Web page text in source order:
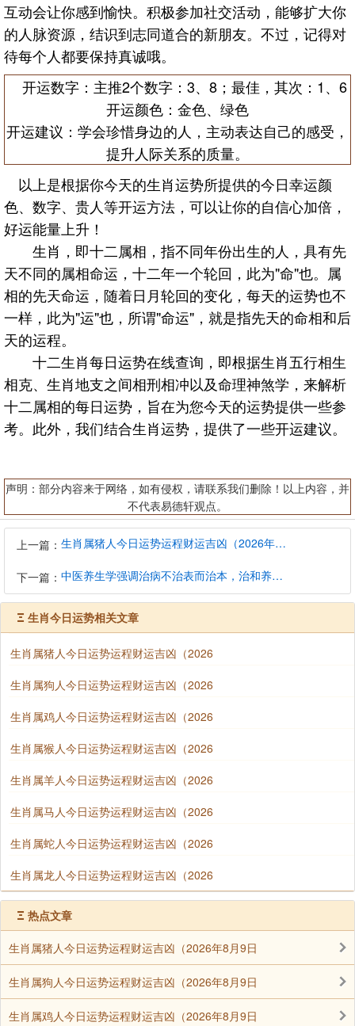
互动会让你感到愉快。积极参加社交活动，能够扩大你
的人脉资源，结识到志同道合的新朋友。不过，记得对
待每个人都要保持真诚哦。
开运数字：主推2个数字：3、8；最佳，其次：1、6
开运颜色：金色、绿色
开运建议：学会珍惜身边的人，主动表达自己的感受，
提升人际关系的质量。
以上是根据你今天的生肖运势所提供的今日幸运颜
色、数字、贵人等开运方法，可以让你的自信心加倍，
好运能量上升！
生肖，即十二属相，指不同年份出生的人，具有先
天不同的属相命运，十二年一个轮回，此为"命"也。属
相的先天命运，随着日月轮回的变化，每天的运势也不
一样，此为"运"也，所谓"命运"，就是指先天的命相和后
天的运程。
十二生肖每日运势在线查询，即根据生肖五行相生
相克、生肖地支之间相刑相冲以及命理神煞学，来解析
十二属相的每日运势，旨在为您今天的运势提供一些参
考。此外，我们结合生肖运势，提供了一些开运建议。
声明：部分内容来于网络，如有侵权，请联系我们删除！以上内容，并
不代表易德轩观点。
上一篇： 生肖属猪人今日运势运程财运吉凶（2026年8月9日）详解查询
下一篇： 中医养生学强调治病不治表而治本，治和养兼顾是有必要的
Ξ 生肖今日运势相关文章
生肖属猪人今日运势运程财运吉凶（2026
生肖属狗人今日运势运程财运吉凶（2026
生肖属鸡人今日运势运程财运吉凶（2026
生肖属猴人今日运势运程财运吉凶（2026
生肖属羊人今日运势运程财运吉凶（2026
生肖属马人今日运势运程财运吉凶（2026
生肖属蛇人今日运势运程财运吉凶（2026
生肖属龙人今日运势运程财运吉凶（2026
Ξ 热点文章
生肖属猪人今日运势运程财运吉凶（2026年8月9日
生肖属狗人今日运势运程财运吉凶（2026年8月9日
生肖属鸡人今日运势运程财运吉凶（2026年8月9日